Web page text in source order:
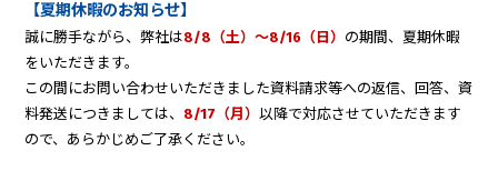
【夏期休暇のお知らせ】
誠に勝手ながら、弊社は8/8（土）～8/16（日） の期間、夏期休暇
をいただきます。
この間にお問い合わせいただきました資料請求等への返信、回答、資
料発送につきましては、 8/17（月）以降で対応させていただきます
ので、あらかじめご了承ください。